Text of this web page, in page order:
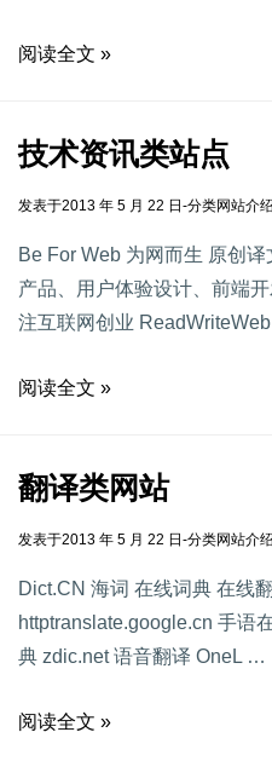
阅读全文 »
技术资讯类站点
发表于2013 年 5 月 22 日 -分类网站介绍
Be For Web 为网而生 原创
产品、用户体验设计、前端
注互联网创业
阅读全文 »
翻译类网站
发表于2013 年 5 月 22 日 -分类网站介绍
Dict.CN 海词 在线词典 在线
httptranslate.google.cn 手语
典 zdic.net 语音翻译 OneL …
阅读全文 »